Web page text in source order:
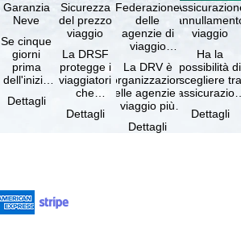
Garanzia
Neve
Se cinque
giorni
prima
dell'inizio
soggiorno
Dettagli
Sicurezza
del prezzo
viaggio
La DRSF
protegge i
viaggiatori
che
un
Dettagli
Federazione
delle
agenzie di
viaggio
La DRV è
l'organizzazione
delle agenzie di
viaggio più
Germania.
Dettagli
viaggio
Ha la
possibilità di
scegliere tra
viaggio
Dettagli